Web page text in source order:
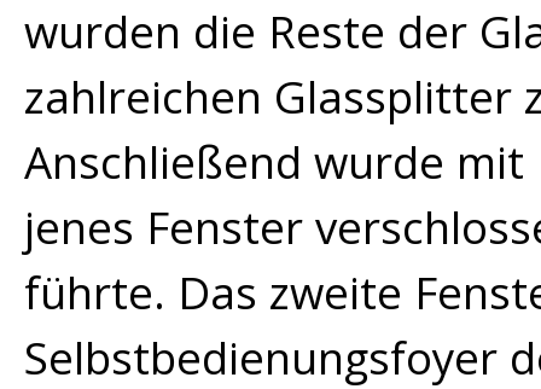
wurden die Reste der
zahlreichen Glassplitter
Anschließend wurde
jenes Fenster
führte. Das zweite
Selbstbedienungsfoyer